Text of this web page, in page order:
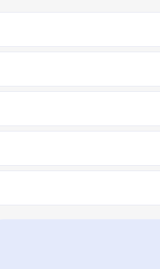
سعر الخدمة قبل الزيارة والإتفاق.
الخدمة.
اطلب مهني يعتمد على تقييم الفنيين